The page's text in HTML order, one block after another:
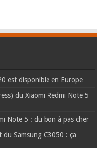
est disponible en Europe
du Xiaomi Redmi Note 5
Note 5 : du bon à pas cher
du Samsung C3050 : ça